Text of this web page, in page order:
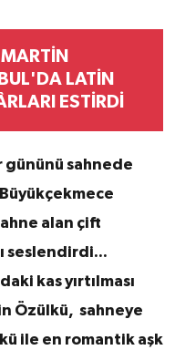
LATİN
ESTİRDİ
sahnede
alan çift
seslendirdi...
kas yırtılması
Özülkü, sahneye
ile en romantik aşk